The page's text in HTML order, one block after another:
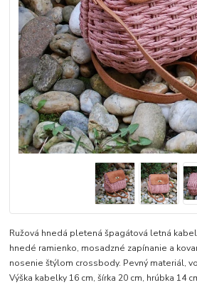
Ružová hnedá pletená špagátová letná
hnedé ramienko, mosadzné zapínanie a
nosenie štýlom crossbody. Pevný materiál,
Výška kabelky 16 cm, šírka 20 cm, hrúbka 14